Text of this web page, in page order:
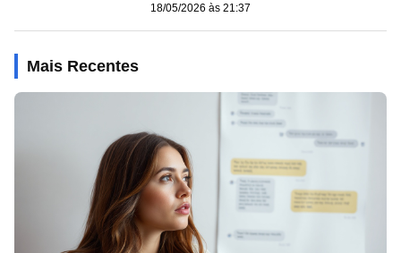
18/05/2026 às 21:37
Mais Recentes